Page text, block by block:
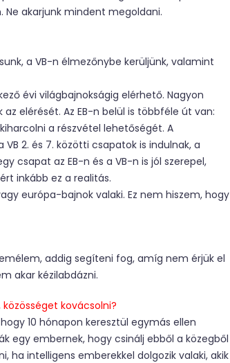
Ne akarjunk mindent megoldani.
a VB-n élmezőnybe kerüljünk, valamint
évi világbajnokságig elérhető. Nagyon
elérését. Az EB-n belül is többféle út van:
a részvétel lehetőségét. A
2. és 7. közötti csapatok is indulnak, a
csapat az EB-n és a VB-n is jól szerepel,
inkább ez a realitás.
európa-bajnok valaki. Ez nem hiszem, hogy
addig segíteni fog, amíg nem érjük el
akar kézilabdázni.
kovácsolni?
10 hónapon keresztül egymás ellen
egy embernek, hogy csinálj ebből a közegből
ha intelligens emberekkel dolgozik valaki, akik